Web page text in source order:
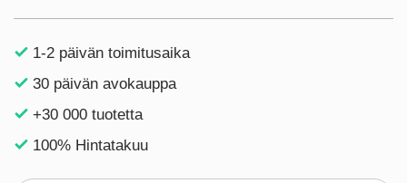
1-2 päivän toimitusaika
30 päivän avokauppa
+30 000 tuotetta
100% Hintatakuu